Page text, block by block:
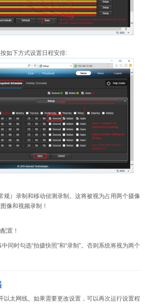
如下方式设置日程安排:
规）录制和移动侦测录制。这将被视为占用两个摄像
像和视频录制！
置！
同时勾选“拍摄快照”和“录制”。否则系统将视为两个
以太网线。如果需要更改设置，可以再次运行设置程